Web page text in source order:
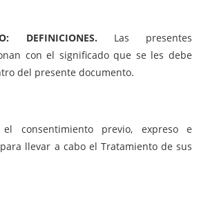
DEFINICIONES. Las presentes
con el significado que se les debe
del presente documento.
el consentimiento previo, expreso e
llevar a cabo el Tratamiento de sus